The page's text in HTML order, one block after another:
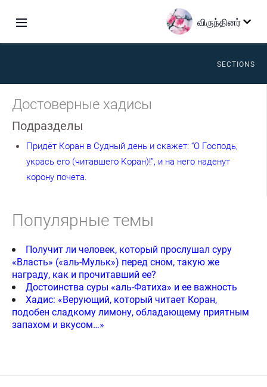
விருந்தினர்
SECTIONS
Достоверные хадисы
Подразделы
Придёт Коран в Судный день и скажет: “О Господь,
укрась его (читавшего Коран)!”, и на него наденут
корону почета.
Популярные темы
Получит ли человек, который прослушал суру
«Власть» («аль-Мульк») перед сном, такую же
награду, как и прочитавший ее?
Достоинства суры «аль-Фатиха» и ее важность
Хадис: «Верующий, который читает Коран,
подобен сладкому лимону, обладающему приятным
запахом и вкусом…»